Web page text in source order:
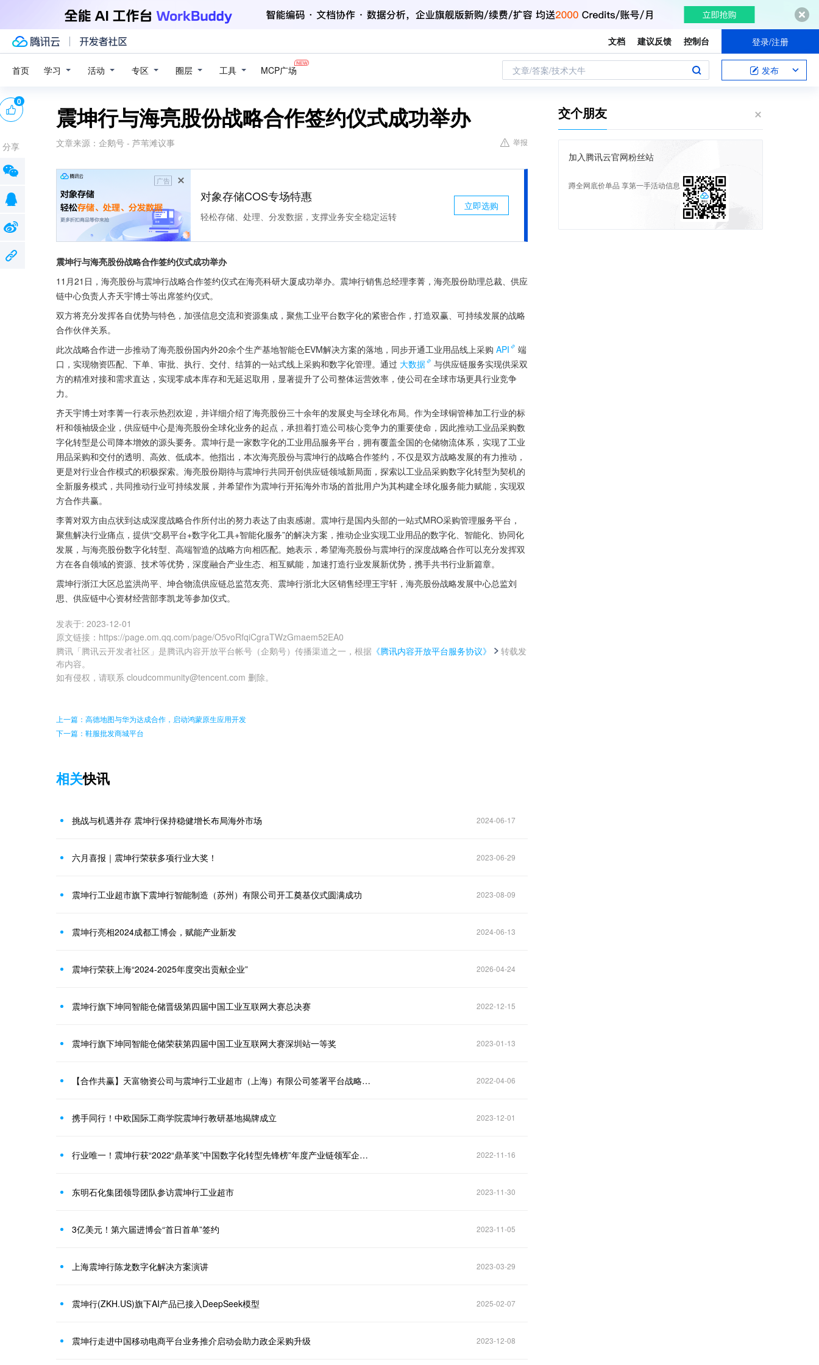
文档 建议反馈 控制台 登录/注册
首页 学习 活动 专区 圈层 工具 MCP广场 文章/答案/技术大牛 发布
震坤行与海亮股份战略合作签约仪式成功举办
文章来源： 企鹅号 - 芦苇滩议事 举报
广告
对象存储COS专场特惠
轻松存储、处理、分发数据，支撑业务安全稳定运转
立即选购
震坤行与海亮股份战略合作签约仪式成功举办
11月21日，海亮股份与震坤行战略合作签约仪式在海亮科研大厦成功举办。震坤行销售总经理李菁，海亮股份助理总裁、供应
链中心负责人齐天宇博士等出席签约仪式。
双方将充分发挥各自优势与特色，加强信息交流和资源集成，聚焦工业平台数字化的紧密合作，打造双赢、可持续发展的战略
合作伙伴关系。
此次战略合作进一步推动了海亮股份国内外20余个生产基地智能仓EVM解决方案的落地，同步开通工业用品线上采购 API
端
口，实现物资匹配、下单、审批、执行、交付、结算的一站式线上采购和数字化管理。通过 大数据
与供应链服务实现供采双
方的精准对接和需求直达，实现零成本库存和无延迟取用，显著提升了公司整体运营效率，使公司在全球市场更具行业竞争
力。
齐天宇博士对李菁一行表示热烈欢迎，并详细介绍了海亮股份三十余年的发展史与全球化布局。作为全球铜管棒加工行业的标
杆和领袖级企业，供应链中心是海亮股份全球化业务的起点，承担着打造公司核心竞争力的重要使命，因此推动工业品采购数
字化转型是公司降本增效的源头要务。震坤行是一家数字化的工业用品服务平台，拥有覆盖全国的仓储物流体系，实现了工业
用品采购和交付的透明、高效、低成本。他指出，本次海亮股份与震坤行的战略合作签约，不仅是双方战略发展的有力推动，
更是对行业合作模式的积极探索。海亮股份期待与震坤行共同开创供应链领域新局面，探索以工业品采购数字化转型为契机的
全新服务模式，共同推动行业可持续发展，并希望作为震坤行开拓海外市场的首批用户为其构建全球化服务能力赋能，实现双
方合作共赢。
李菁对双方由点状到达成深度战略合作所付出的努力表达了由衷感谢。震坤行是国内头部的一站式MRO采购管理服务平台，
聚焦解决行业痛点，提供“交易平台+数字化工具+智能化服务”的解决方案，推动企业实现工业用品的数字化、智能化、协同化
发展，与海亮股份数字化转型、高端智造的战略方向相匹配。她表示，希望海亮股份与震坤行的深度战略合作可以充分发挥双
方在各自领域的资源、技术等优势，深度融合产业生态、相互赋能，加速打造行业发展新优势，携手共书行业新篇章。
震坤行浙江大区总监洪尚平、坤合物流供应链总监范友亮、震坤行浙北大区销售经理王宇轩，海亮股份战略发展中心总监刘
思、供应链中心资材经营部李凯龙等参加仪式。
发表于: 2023-12-01
原文链接 ： https://page.om.qq.com/page/O5voRfqiCgraTWzGmaem52EA0
腾讯「腾讯云开发者社区」是腾讯内容开放平台帐号（企鹅号）传播渠道之一，根据 《腾讯内容开放平台服务协议》
转载发
布内容。
如有侵权，请联系 cloudcommunity@tencent.com 删除。
0
分享
上一篇：高德地图与华为达成合作，启动鸿蒙原生应用开发
下一篇：鞋服批发商城平台
相关快讯
挑战与机遇并存 震坤行保持稳健增长布局海外市场 2024-06-17
六月喜报｜震坤行荣获多项行业大奖！ 2023-06-29
震坤行工业超市旗下震坤行智能制造（苏州）有限公司开工奠基仪式圆满成功 2023-08-09
震坤行亮相2024成都工博会，赋能产业新发 2024-06-13
震坤行荣获上海“2024-2025年度突出贡献企业” 2026-04-24
震坤行旗下坤同智能仓储晋级第四届中国工业互联网大赛总决赛 2022-12-15
震坤行旗下坤同智能仓储荣获第四届中国工业互联网大赛深圳站一等奖 2023-01-13
【合作共赢】天富物资公司与震坤行工业超市（上海）有限公司签署平台战略合作协议 2022-04-06
携手同行！中欧国际工商学院震坤行教研基地揭牌成立 2023-12-01
行业唯一！震坤行获“2022“鼎革奖”中国数字化转型先锋榜”年度产业链领军企业奖 2022-11-16
东明石化集团领导团队参访震坤行工业超市 2023-11-30
3亿美元！第六届进博会“首日首单”签约 2023-11-05
上海震坤行陈龙数字化解决方案演讲 2023-03-29
震坤行(ZKH.US)旗下AI产品已接入DeepSeek模型 2025-02-07
震坤行走进中国移动电商平台业务推介启动会助力政企采购升级 2023-12-08
交个朋友
加入腾讯云官网粉丝站
蹲全网底价单品 享第一手活动信息